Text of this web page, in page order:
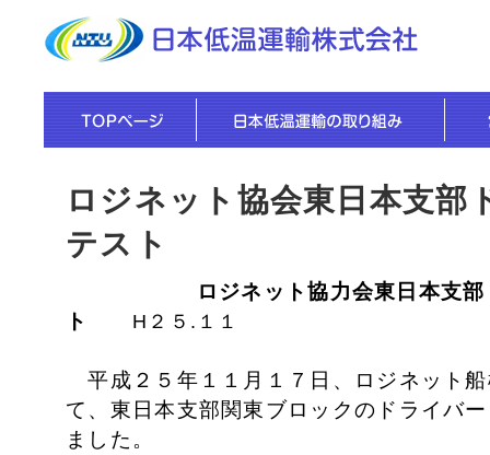
ロジネット協会東日本支部
テスト
ロジネット協力会東日本支部
ト
H２５.１１
平成２５年１１月１７日、ロジネット
て、東日本支部関東ブロックの ドライバ
ました。